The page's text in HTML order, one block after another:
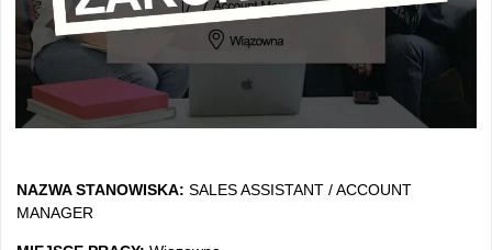
NAZWA STANOWISKA: SALES ASSISTANT / ACCOUNT
MANAGER